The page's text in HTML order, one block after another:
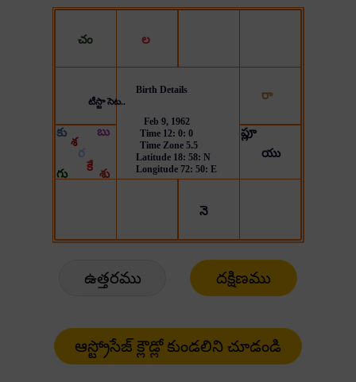
ఉత్తరము దక్షిణము